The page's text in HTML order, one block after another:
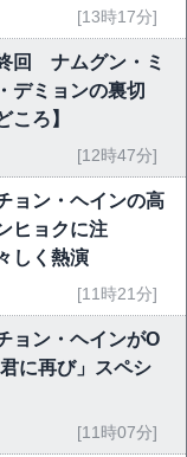
[13時17分]
回 ナムグン・ミ
デミョンの裏切
ころ】
[12時47分]
ョン・ヘインの高
ヒョクに注
しく熱演
[11時21分]
ョン・ヘインがO
に再び」スペシ
[11時07分]